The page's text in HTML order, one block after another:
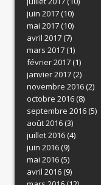
juin 2017(10)
mai 2017(10)
avril 2017(7)
mars 2017(1)
février 2017(1)
janvier 2017(2)
novembre 2016(2)
octobre 2016(8)
septembre 2016(5)
août 2016(3)
juillet 2016(4)
juin 2016(9)
mai 2016(5)
avril 2016(9)